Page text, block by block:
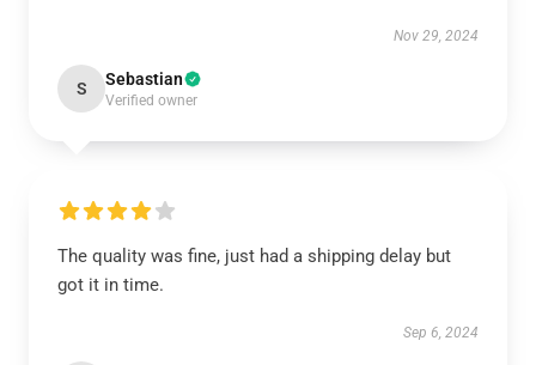
Nov 29, 2024
S Sebastian
Verified owner
The quality was fine, just had a shipping delay but
got it in time.
Sep 6, 2024